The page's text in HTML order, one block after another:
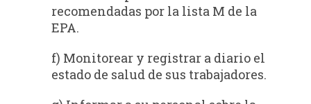
recomendadas por la lista M de la
EPA.
f) Monitorear y registrar a diario el
estado de salud de sus trabajadores.